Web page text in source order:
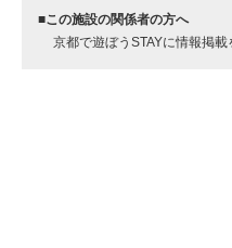
■この施設の関係者の方へ
京都で遊ぼうSTAYに情報掲